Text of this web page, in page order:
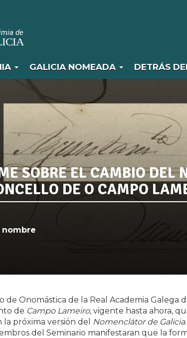
GALICIA NOMEADA DETRÁS
SOBRE EL CAMBIO DEL
DE O CAMPO
nombre
de Onomástica de la Real Academia Galega
de Campo Lameiro, vigente hasta ahora,
la próxima versión del Nomenclátor de Galicia
del Seminario manifestaran que la